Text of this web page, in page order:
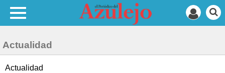
Actualidad
Actualidad